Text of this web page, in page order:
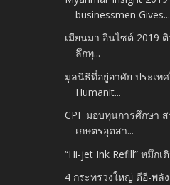
businessmen Gives...
เมียนมา อินไซต์ 2019
ลึกทุ...
มูลนิธิที่อยู่อาศัย ประเท
Humanit...
CPF มอบทุนการศึกษา
เกษตรอุตสา...
“Hi-jet Ink Refill” หมึก
4 กระทรวงใหญ่ ดีอี-พลั